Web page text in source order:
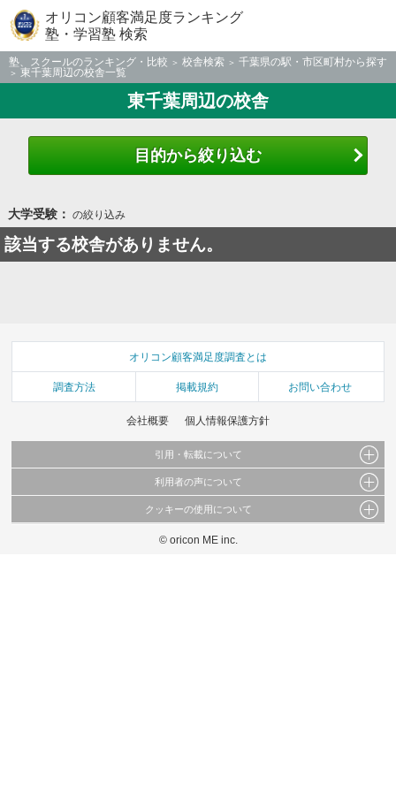
オリコン顧客満足度ランキング
塾・学習塾 検索
塾、スクールのランキング・比較 校舎検索
千葉県の駅・市区町村から探す
東千葉周辺の校舎一覧
東千葉周辺の校舎
目的から絞り込む
大学受験： の絞り込み
該当する校舎がありません。
オリコン顧客満足度調査とは
調査方法 掲載規約 お問い合わせ
会社概要 個人情報保護方針
引用・転載について
当サイトで公開されている情報（文字、写真、イラスト、画像データ等）及びこれらの配
これらの情報を権利者の許可なく無断転載・複製などの二次利用を行うことは固く禁じて
利用者の声について
当サイトに掲載している内容はすべてサービスの利用者が提出された見解・感想です。
弊社の見解・ 意見ではないことをご理解いただいた上でご覧ください。
クッキーの使用について
このサイトでは Cookie を使用して、ユーザーに合わせたコンテンツや広告の表示、ソー
© oricon ME inc.